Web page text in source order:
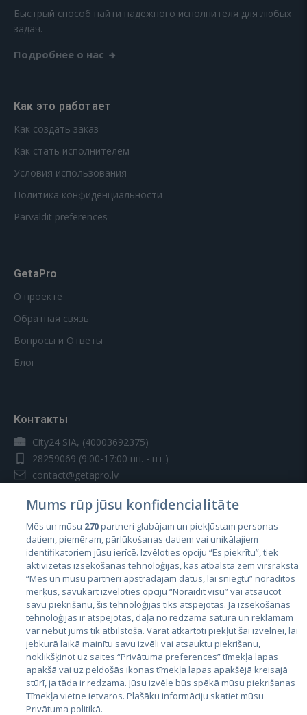
Быстрый способ найти надежного исполнителя для любых
задач.
Подробнее о нас
Как это работает
Как создать заказ
Как стать исполнителем
Условия использования
Политика конфиденциальности
Pārvaldīt preferences
GetaPro
О проекте
Обратная связь
Вопросы и Ответы
Блог
Контакты
City24 SIA, (40003692375)
28259069 (9:00-17:00 пн. - пт.)
contact@getapro.lv
Страны
Эстония
Латвия
Литва
Mums rūp jūsu konfidencialitāte
Mēs un mūsu 270partneri glabājam un piekļūstam personas
datiem, piemēram, pārlūkošanas datiem vai unikālajiem
identifikatoriem jūsu ierīcē. Izvēloties opciju “Es piekrītu”, tiek
aktivizētas izsekošanas tehnoloģijas, kas atbalsta zem virsraksta
“Mēs un mūsu partneri apstrādājam datus, lai sniegtu” norādītos
mērķus, savukārt izvēloties opciju “Noraidīt visu” vai atsaucot
savu piekrišanu, šīs tehnoloģijas tiks atspējotas. Ja izsekošanas
tehnoloģijas ir atspējotas, daļa no redzamā satura un reklāmām
var nebūt jums tik atbilstoša. Varat atkārtoti piekļūt šai izvēlnei, lai
jebkurā laikā mainītu savu izvēli vai atsauktu piekrišanu,
noklikšķinot uz saites “Privātuma preferences” tīmekļa lapas
apakšā vai uz peldošās ikonas tīmekļa lapas apakšējā kreisajā
stūrī, ja tāda ir redzama. Jūsu izvēle būs spēkā mūsu piekrišanas
Tīmekļa vietne ietvaros. Plašāku informāciju skatiet mūsu
Privātuma politikā.